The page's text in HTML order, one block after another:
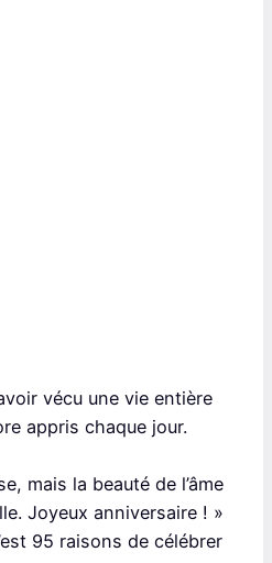
vécu une vie entière
appris chaque jour.
mais la beauté de l’âme
Joyeux anniversaire ! »
95 raisons de célébrer